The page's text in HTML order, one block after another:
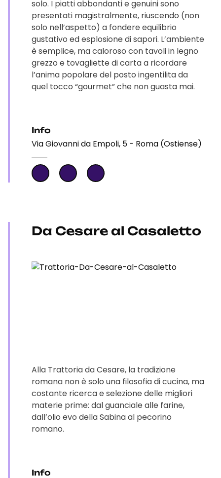
solo. I piatti abbondanti e genuini sono
presentati magistralmente, riuscendo (non
solo nell’aspetto) a fondere equilibrio
gustativo ed esplosione di sapori. L’ambiente
è semplice, ma caloroso con tavoli in legno
grezzo e tovagliette di carta a ricordare
l’anima popolare del posto ingentilita da
quel tocco “gourmet” che non guasta mai.
Info
Via Giovanni da Empoli, 5 - Roma (Ostiense)
Da Cesare al Casaletto
Alla Trattoria da Cesare, la tradizione
romana non è solo una filosofia di cucina, ma
costante ricerca e selezione delle migliori
materie prime: dal guanciale alle farine,
dall’olio evo della Sabina al pecorino
romano.
Info